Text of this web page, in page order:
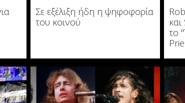
Σε εξέλιξη ήδη η ψηφοφορία
του κοινού
το